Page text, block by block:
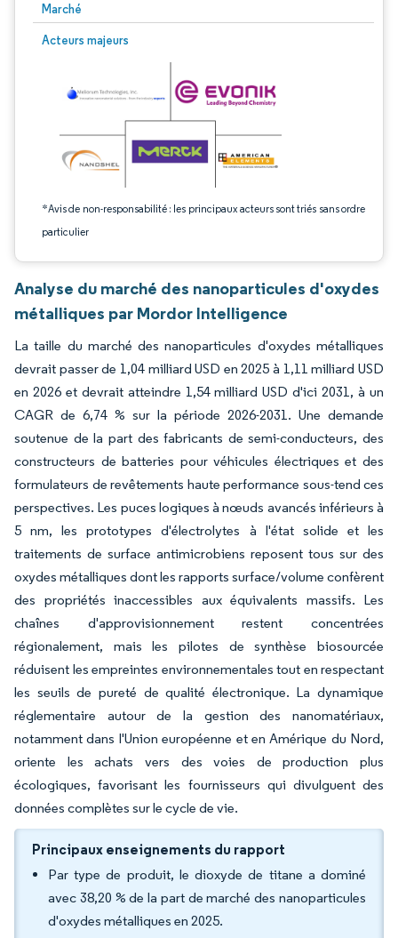
Marché
Acteurs majeurs
*Avis de non-responsabilité : les principaux acteurs sont triés sans ordre
particulier
Image © Mordor Intelligence. La réutilisation nécessite une attribution sous CC
Analyse du marché des nanoparticules d'oxydes
métalliques par Mordor Intelligence
La taille du marché des nanoparticules d'oxydes métalliques
devrait passer de 1,04 milliard USD en 2025 à 1,11 milliard USD
en 2026 et devrait atteindre 1,54 milliard USD d'ici 2031, à un
CAGR de 6,74 % sur la période 2026-2031. Une demande
soutenue de la part des fabricants de semi-conducteurs, des
constructeurs de batteries pour véhicules électriques et des
formulateurs de revêtements haute performance sous-tend ces
perspectives. Les puces logiques à nœuds avancés inférieurs à
5 nm, les prototypes d'électrolytes à l'état solide et les
traitements de surface antimicrobiens reposent tous sur des
oxydes métalliques dont les rapports surface/volume confèrent
des propriétés inaccessibles aux équivalents massifs. Les
chaînes d'approvisionnement restent concentrées
régionalement, mais les pilotes de synthèse biosourcée
réduisent les empreintes environnementales tout en respectant
les seuils de pureté de qualité électronique. La dynamique
réglementaire autour de la gestion des nanomatériaux,
notamment dans l'Union européenne et en Amérique du Nord,
oriente les achats vers des voies de production plus
écologiques, favorisant les fournisseurs qui divulguent des
données complètes sur le cycle de vie.
Principaux enseignements du rapport
Par type de produit, le dioxyde de titane a dominé
avec 38,20 % de la part de marché des nanoparticules
d'oxydes métalliques en 2025.